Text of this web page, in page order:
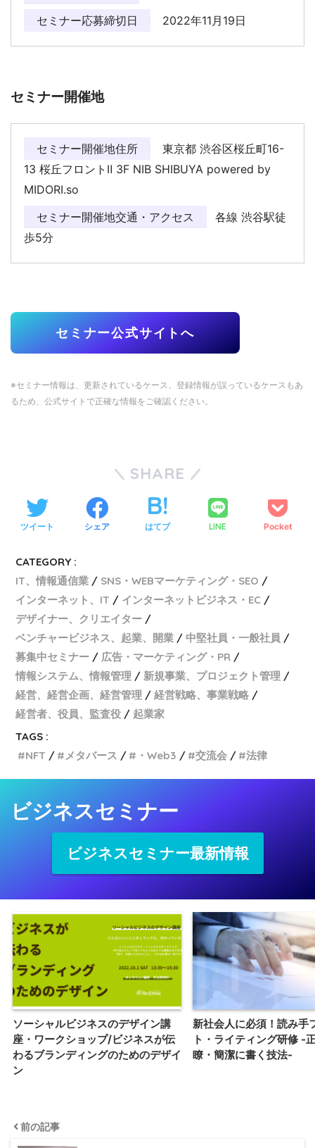
セミナー応募締切日 2022年11月19日
セミナー開催地
セミナー開催地住所
東京都 渋谷区桜丘町16-
13 桜丘フロントⅡ 3F NIB SHIBUYA powered by
MIDORI.so
セミナー開催地交通・アクセス
各線 渋谷駅徒
歩5分
セミナー公式サイトへ
※セミナー情報は、更新されているケース、登録情報が誤っているケースもあ
るため、公式サイトで正確な情報をご確認ください。
SHARE
ツイート シェア はてブ LINE Pocket
CATEGORY :
IT、情報通信業
SNS・WEBマーケティング・SEO
インターネット、IT
インターネットビジネス・EC
デザイナー、クリエイター
ベンチャービジネス、起業、開業
中堅社員・一般社員
募集中セミナー
広告・マーケティング・PR
情報システム、情報管理
新規事業、プロジェクト管理
経営、経営企画、経営管理
経営戦略、事業戦略
経営者、役員、監査役
起業家
TAGS :
NFT
メタバース ・Web3 交流会 法律
ビジネスセミナー
ビジネスセミナー最新情報
ソーシャルビジネスのデザイン講
座・ワークショップ/ビジネスが伝
わるブランディングのためのデザイ
ン
新社会人に必須！読み手
ト・ライティング研修 -
瞭・簡潔に書く技法-
前の記事